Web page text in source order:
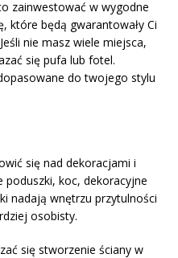
zainwestować w wygodne
które będą gwarantowały Ci
nie masz wiele miejsca,
się pufa lub fotel.
do twojego stylu
się nad dekoracjami i
koc, dekoracyjne
nadają wnętrzu przytulności
osobisty.
się stworzenie ściany w